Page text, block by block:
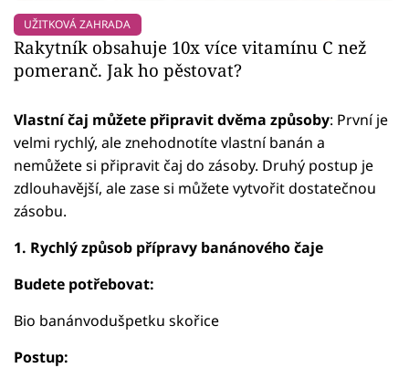
UŽITKOVÁ ZAHRADA
Rakytník obsahuje 10x více vitamínu C než
pomeranč. Jak ho pěstovat?
Vlastní čaj můžete připravit dvěma způsoby: První je
velmi rychlý, ale znehodnotíte vlastní banán a
nemůžete si připravit čaj do zásoby. Druhý postup je
zdlouhavější, ale zase si můžete vytvořit dostatečnou
zásobu.
1. Rychlý způsob přípravy banánového čaje
Budete potřebovat:
Bio banánvodušpetku skořice
Postup: